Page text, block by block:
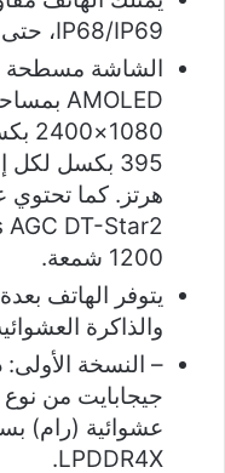
IP68/IP69، حتى عمق 2 متر لمدة 30 دقيقة.
الشاشة مسطحة
1200 شمعة.
يتوفر الهاتف
والذاكرة
LPDDR4X.